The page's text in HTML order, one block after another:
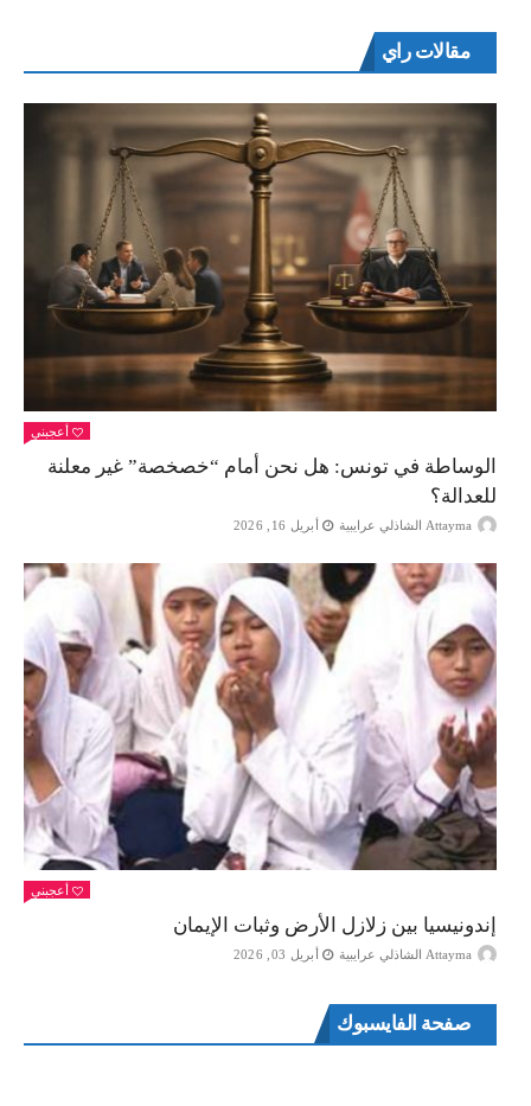
مقالات راي
أعجبني
الوساطة في تونس: هل نحن أمام “خصخصة” غير معلنة
للعدالة؟
Attayma الشاذلي عرايبية أبريل 16, 2026
أعجبني
إندونيسيا بين زلازل الأرض وثبات الإيمان
Attayma الشاذلي عرايبية أبريل 03, 2026
صفحة الفايسبوك